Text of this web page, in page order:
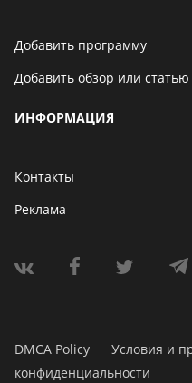
Добавить программу
Добавить обзор или статью
ИНФОРМАЦИЯ
Контакты
Реклама
DMCA Policy Условия и
конфиденциальности